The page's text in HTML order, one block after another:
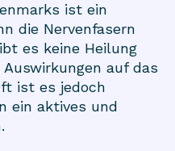
ist ein
die Nervenfasern
es keine Heilung
auf das
ist es jedoch
ein aktives und